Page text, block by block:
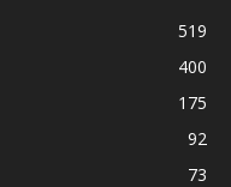
519
400
175
92
73